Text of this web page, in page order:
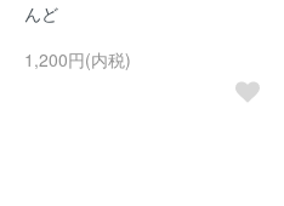
んど
1,200円(内税)